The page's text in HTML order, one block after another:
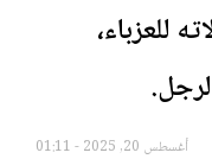
للعزباء،
أغسطس 20, 2025 - 01:11